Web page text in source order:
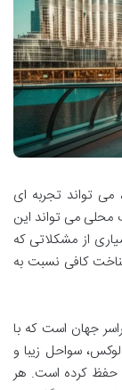
تواند تجربه ای
محلی می تواند این
از مشکلاتی که
کافی نسبت به
جهان است که با
سواحل زیبا و
حفظ کرده است. هر